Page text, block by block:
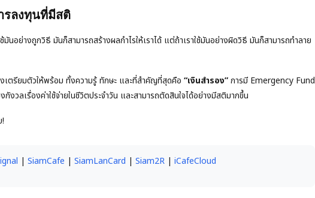
รลงทุนที่มีสติ
นอย่างถูกวิธี มันก็สามารถสร้างผลกำไรให้เราได้ แต่ถ้าเราใช้มันอย่างผิดวิธี มันก็สามารถทำลาย
เตรียมตัวให้พร้อม ทั้งความรู้ ทักษะ และที่สำคัญที่สุดคือ “เงินสำรอง”การมี Emergency Fund
กังวลเรื่องค่าใช้จ่ายในชีวิตประจำวัน และสามารถตัดสินใจได้อย่างมีสติมากขึ้น
| SiamCafe | SiamLanCard | Siam2R | iCafeCloud